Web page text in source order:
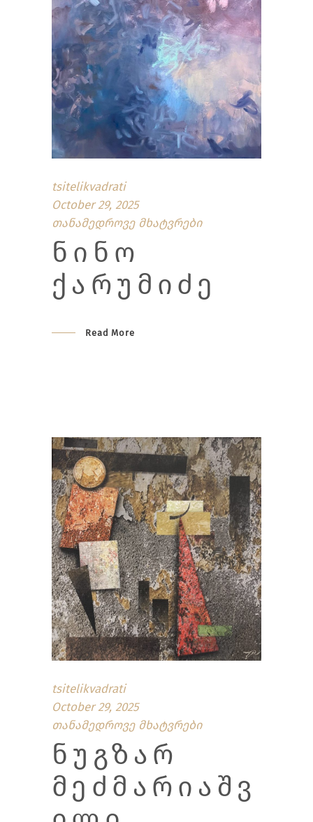
tsitelikvadrati
October 29, 2025
თანამედროვე მხატვრები
ᲜᲘᲜᲝ
ᲥᲐᲠᲣᲛᲘᲫᲔ
Read More
tsitelikvadrati
October 29, 2025
თანამედროვე მხატვრები
ᲜᲣᲒᲖᲐᲠ
ᲛᲔᲫᲛᲐᲠᲘᲐᲨᲕ